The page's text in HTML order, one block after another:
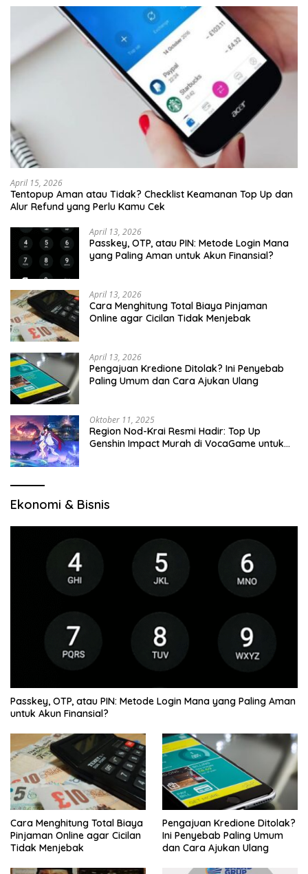
April 15, 2026
Tentopup Aman atau Tidak? Checklist Keamanan Top Up dan
Alur Refund yang Perlu Kamu Cek
April 13, 2026
Passkey, OTP, atau PIN: Metode Login Mana
yang Paling Aman untuk Akun Finansial?
April 13, 2026
Cara Menghitung Total Biaya Pinjaman
Online agar Cicilan Tidak Menjebak
April 13, 2026
Pengajuan Kredione Ditolak? Ini Penyebab
Paling Umum dan Cara Ajukan Ulang
Oktober 11, 2025
Region Nod-Krai Resmi Hadir: Top Up
Genshin Impact Murah di VocaGame untuk
Ekonomi & Bisnis
Passkey, OTP, atau PIN: Metode Login Mana yang Paling Aman
untuk Akun Finansial?
Cara Menghitung Total Biaya
Pinjaman Online agar Cicilan
Tidak Menjebak
Pengajuan Kredione Ditolak?
Ini Penyebab Paling Umum
dan Cara Ajukan Ulang